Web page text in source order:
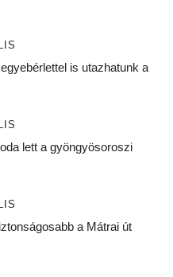
is utazhatunk a
lett a gyöngyösoroszi
a Mátrai út